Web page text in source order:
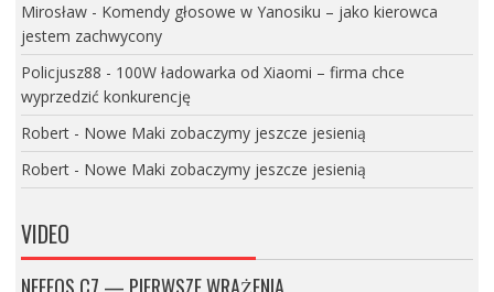
Mirosław- Komendy głosowe w Yanosiku – jako kierowca
jestem zachwycony
Policjusz88 - 100W ładowarka od Xiaomi – firma chce
wyprzedzić konkurencję
Robert- Nowe Maki zobaczymy jeszcze jesienią
Robert- Nowe Maki zobaczymy jeszcze jesienią
VIDEO
NEFFOS C7 — PIERWSZE WRAŻENIA